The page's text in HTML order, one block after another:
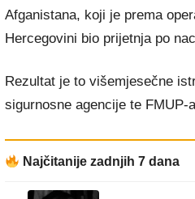
Afganistana, koji je prema
Hercegovini bio prijetnja po
Rezultat je to višemjesečne
sigurnosne agencije te FMUP-
Najčitanije zadnjih 7 dana